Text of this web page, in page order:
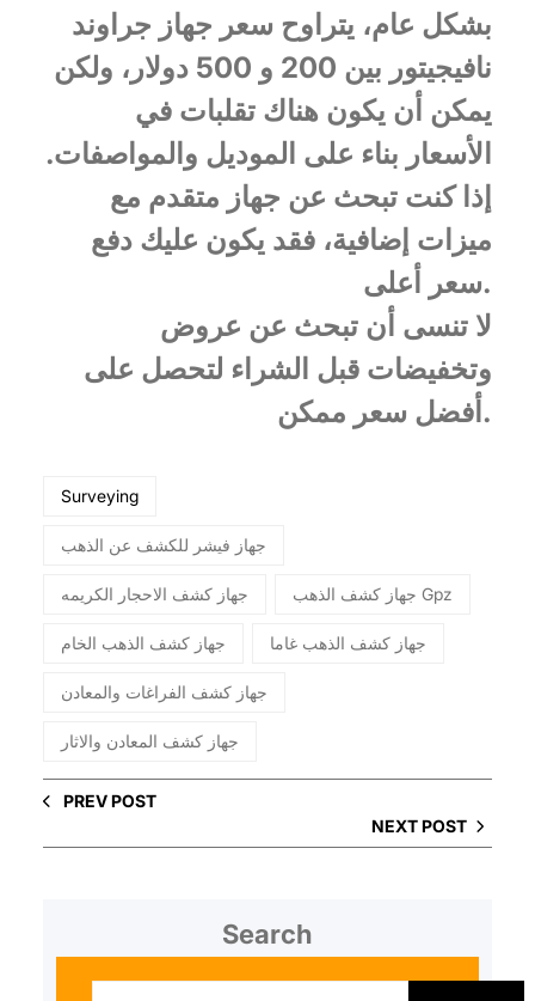
بشكل عام، يتراوح سعر جهاز جراوند
نافيجيتور بين 200 و 500 دولار، ولكن
يمكن أن يكون هناك تقلبات في
الأسعار بناء على الموديل والمواصفات.
إذا كنت تبحث عن جهاز متقدم مع
ميزات إضافية، فقد يكون عليك دفع
سعر أعلى.
لا تنسى أن تبحث عن عروض
وتخفيضات قبل الشراء لتحصل على
أفضل سعر ممكن.
Surveying
جهاز فيشر للكشف عن الذهب
جهاز كشف الاحجار الكريمه جهاز كشف الذهب Gpz
جهاز كشف الذهب الخام جهاز كشف الذهب غاما
جهاز كشف الفراغات والمعادن
جهاز كشف المعادن والاثار
PREV POST
NEXT POST
Search